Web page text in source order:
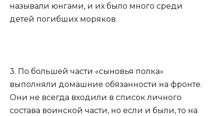
называли юнгами, и их было много среди
детей погибших моряков.
3. По большей части «сыновья полка»
выполняли домашние обязанности на фронте.
Они не всегда входили в список личного
состава воинской части, но если и были, то на